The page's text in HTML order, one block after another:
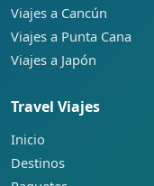
Viajes a Cancún
Viajes a Punta Cana
Viajes a Japón
Travel Viajes
Inicio
Destinos